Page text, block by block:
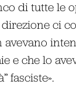
di tutte le
ci
e che lo
fasciste».